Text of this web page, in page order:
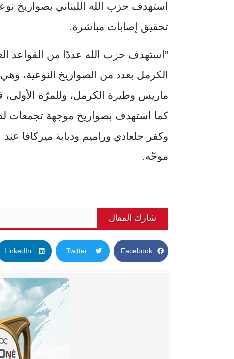
تحقيق إصابات مباشرة.
‏”استهدف حزب الله عددًا من القواعد
الكرمل بعدد من الصواريخ النوعية، وهي
ماريس وطيرة الكرمل، وللمرّة
كما استهدف بصواريخ موجهة تجمعات
وكفر جلعادي وراميم ودبابة ميركافا
موجّه.
شارك المقال
Facebook
Twitter
LinkedIn